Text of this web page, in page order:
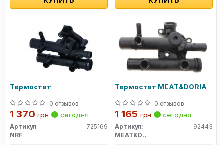
Термостат
0 отзывов
1 370 грн сегодня
Артикул:
725169
NRF
Термостат MEAT&DORIA
0 отзывов
1 165 грн сегодня
Артикул:
92443
MEAT&DORIA